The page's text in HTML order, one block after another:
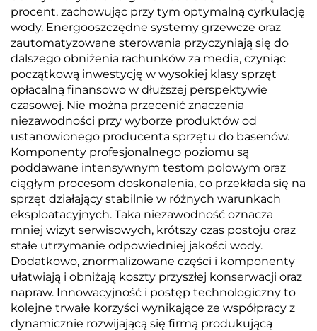
procent, zachowując przy tym optymalną cyrkulację
wody. Energooszczędne systemy grzewcze oraz
zautomatyzowane sterowania przyczyniają się do
dalszego obniżenia rachunków za media, czyniąc
początkową inwestycję w wysokiej klasy sprzęt
opłacalną finansowo w dłuższej perspektywie
czasowej. Nie można przecenić znaczenia
niezawodności przy wyborze produktów od
ustanowionego producenta sprzętu do basenów.
Komponenty profesjonalnego poziomu są
poddawane intensywnym testom polowym oraz
ciągłym procesom doskonalenia, co przekłada się na
sprzęt działający stabilnie w różnych warunkach
eksploatacyjnych. Taka niezawodność oznacza
mniej wizyt serwisowych, krótszy czas postoju oraz
stałe utrzymanie odpowiedniej jakości wody.
Dodatkowo, znormalizowane części i komponenty
ułatwiają i obniżają koszty przyszłej konserwacji oraz
napraw. Innowacyjność i postęp technologiczny to
kolejne trwałe korzyści wynikające ze współpracy z
dynamicznie rozwijającą się firmą produkującą